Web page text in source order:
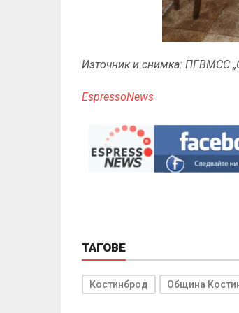
Източник и снимка: ПГВМСС
EspressoNews
ТАГОВЕ
Костинброд Община